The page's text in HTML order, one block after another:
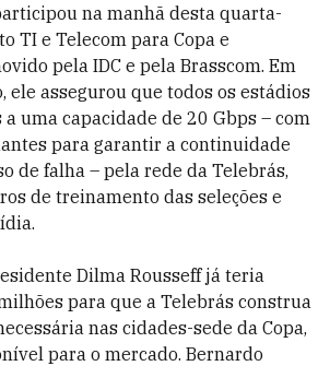
na manhã desta quarta-
TI e Telecom para Copa e
pela IDC e pela Brasscom. Em
ele assegurou que todos os estádios
a uma capacidade de 20 Gbps – com
para garantir a continuidade
de falha – pela rede da Telebrás,
de treinamento das seleções e
Dilma Rousseff já teria
para que a Telebrás construa
nas cidades-sede da Copa,
para o mercado. Bernardo